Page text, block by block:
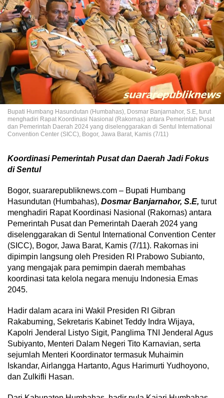
Bupati Humbang Hasundutan (Humbahas), Dosmar Banjarnahor, S.E, turut
menghadiri Rapat Koordinasi Nasional (Rakornas) antara Pemerintah Pusat
dan Pemerintah Daerah 2024 yang diselenggarakan di Sentul International
Convention Center (SICC), Bogor, Jawa Barat, Kamis (7/11)
Koordinasi Pemerintah Pusat dan Daerah Jadi Fokus
di Sentul
Bogor, suararepubliknews.com – Bupati Humbang
Hasundutan (Humbahas), Dosmar Banjarnahor, S.E, turut
menghadiri Rapat Koordinasi Nasional (Rakornas) antara
Pemerintah Pusat dan Pemerintah Daerah 2024 yang
diselenggarakan di Sentul International Convention Center
(SICC), Bogor, Jawa Barat, Kamis (7/11). Rakornas ini
dipimpin langsung oleh Presiden RI Prabowo Subianto,
yang mengajak para pemimpin daerah membahas
koordinasi tata kelola negara menuju Indonesia Emas
2045.
Hadir dalam acara ini Wakil Presiden RI Gibran
Rakabuming, Sekretaris Kabinet Teddy Indra Wijaya,
Kapolri Jenderal Listyo Sigit, Panglima TNI Jenderal Agus
Subiyanto, Menteri Dalam Negeri Tito Karnavian, serta
sejumlah Menteri Koordinator termasuk Muhaimin
Iskandar, Airlangga Hartanto, Agus Harimurti Yudhoyono,
dan Zulkifli Hasan.